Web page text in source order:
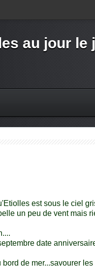
au jour le
est sous le ciel
un peu de vent mais
date
de mer...savourer